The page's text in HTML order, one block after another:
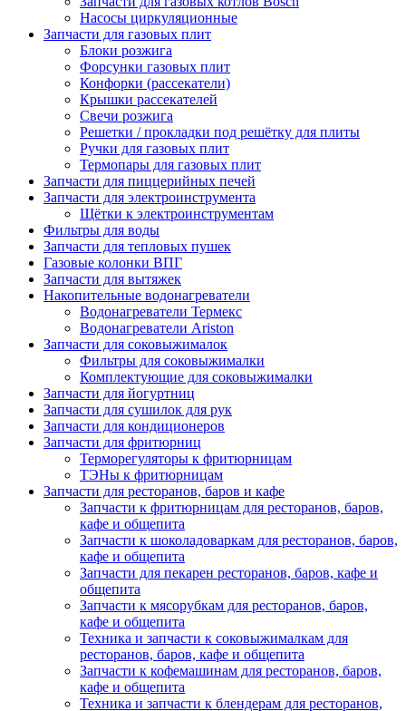
Насосы циркуляционные
Запчасти для газовых плит
Блоки розжига
Форсунки газовых плит
Конфорки (рассекатели)
Крышки рассекателей
Свечи розжига
Решетки / прокладки под решётку для плиты
Ручки для газовых плит
Термопары для газовых плит
Запчасти для пиццерийных печей
Запчасти для электроинструмента
Щётки к электроинструментам
Фильтры для воды
Запчасти для тепловых пушек
Газовые колонки ВПГ
Запчасти для вытяжек
Накопительные водонагреватели
Водонагреватели Термекс
Водонагреватели Ariston
Запчасти для соковыжималок
Фильтры для соковыжималки
Комплектующие для соковыжималки
Запчасти для йогуртниц
Запчасти для сушилок для рук
Запчасти для кондиционеров
Запчасти для фритюрниц
Терморегуляторы к фритюрницам
ТЭНы к фритюрницам
Запчасти для ресторанов, баров и кафе
Запчасти к фритюрницам для ресторанов, баров,
кафе и общепита
Запчасти к шоколадоваркам для ресторанов, баров,
кафе и общепита
Запчасти для пекарен ресторанов, баров, кафе и
общепита
Запчасти к мясорубкам для ресторанов, баров,
кафе и общепита
Техника и запчасти к соковыжималкам для
ресторанов, баров, кафе и общепита
Запчасти к кофемашинам для ресторанов, баров,
кафе и общепита
Техника и запчасти к блендерам для ресторанов,